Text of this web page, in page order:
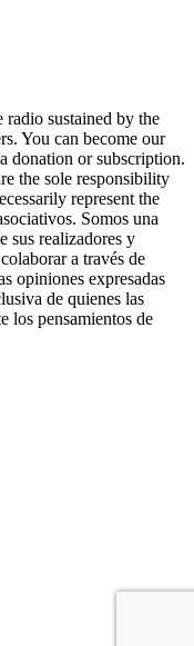
radio sustained by the
You can become our
donation or subscription.
the sole responsibility
represent the
Somos una
sus realizadores y
a través de
opiniones expresadas
de quienes las
los pensamientos de